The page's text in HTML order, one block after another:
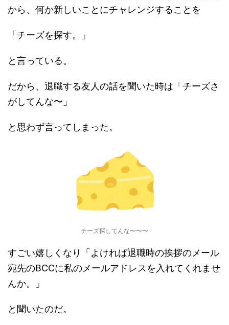
から、何か新しいことにチャレンジすることを
「チーズを探す。」
と言っている。
だから、退職する友人の話を聞いた時は「チーズさ
がしてんな〜」
と思わず言ってしまった。
チーズ探してんな〜〜〜
すごい嬉しくなり「よければ退職時の挨拶のメール
宛先のBCCに私のメールアドレスを入れてくれませ
んか。」
と聞いたのだ。